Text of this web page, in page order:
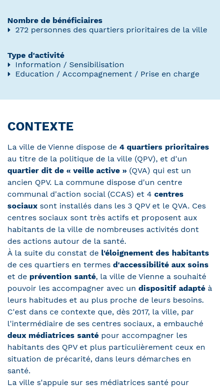
Nombre de bénéficiaires
272 personnes des quartiers prioritaires de la ville
Type d'activité
Information / Sensibilisation
Education / Accompagnement / Prise en charge
CONTEXTE
La ville de Vienne dispose de 4 quartiers prioritaires
au titre de la politique de la ville (QPV), et d'un
quartier dit de « veille active » (QVA) qui est un
ancien QPV. La commune dispose d'un centre
communal d'action social (CCAS) et 4 centres
sociaux sont installés dans les 3 QPV et le QVA. Ces
centres sociaux sont très actifs et proposent aux
habitants de la ville de nombreuses activités dont
des actions autour de la santé.
À la suite du constat de l'éloignement des habitants
de ces quartiers en termes d'accessibilité aux soins
et de prévention santé, la ville de Vienne a souhaité
pouvoir les accompagner avec un dispositif adapté à
leurs habitudes et au plus proche de leurs besoins.
C'est dans ce contexte que, dès 2017, la ville, par
l'intermédiaire de ses centres sociaux, a embauché
deux médiatrices santé pour accompagner les
habitants des QPV et plus particulièrement ceux en
situation de précarité, dans leurs démarches en
santé.
La ville s'appuie sur ses médiatrices santé pour